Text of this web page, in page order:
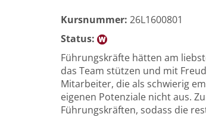
Kursnummer: 26L1600801
Status:
Führungskräfte hätten am
das Team stützen und mit
Mitarbeiter, die als schwierig
eigenen Potenziale nicht aus.
Führungskräften, sodass die